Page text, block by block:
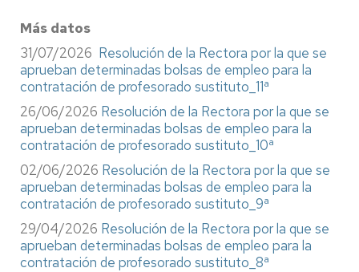
Más datos
31/07/2026 Resolución de la Rectora por la que se
aprueban determinadas bolsas de empleo para la
contratación de profesorado sustituto_11ª
26/06/2026 Resolución de la Rectora por la que se
aprueban determinadas bolsas de empleo para la
contratación de profesorado sustituto_10ª
02/06/2026 Resolución de la Rectora por la que se
aprueban determinadas bolsas de empleo para la
contratación de profesorado sustituto_9ª
29/04/2026 Resolución de la Rectora por la que se
aprueban determinadas bolsas de empleo para la
contratación de profesorado sustituto_8ª